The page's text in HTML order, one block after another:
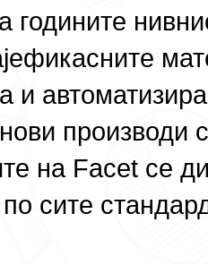
годините
и
производи
на Facet се
сите